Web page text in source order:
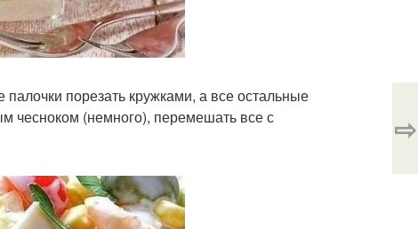
палочки порезать кружками, а все остальные
чесноком (немного), перемешать все с
⇨